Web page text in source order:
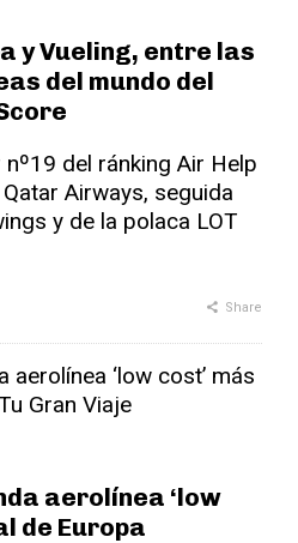
y Vueling, entre las
del mundo del
del ránking Air Help
Airways, seguida
y de la polaca LOT
Share
aerolínea ‘low
de Europa